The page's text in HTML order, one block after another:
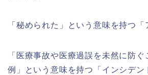
「秘められた」という意味を持つ「
「医療事故や医療過誤を未然に防
例」という意味を持つ「インシデン